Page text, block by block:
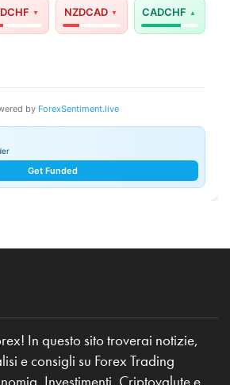
NZDCAD CADCHF
by ForexSentiment.live
Get Funded
In questo sito troverai notizie,
e consigli su Forex Trading